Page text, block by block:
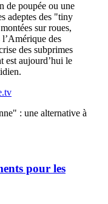
de poupée ou une
adeptes des "tiny
sur roues,
des
des subprimes
est aujourd’hui le
: une alternative à
pour les